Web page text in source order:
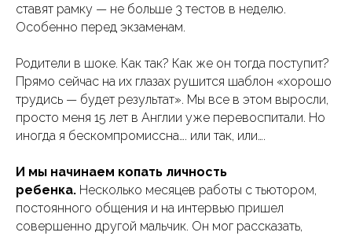
ставят рамку — не больше 3 тестов в неделю.
Особенно перед экзаменам.
Родители в шоке. Как так? Как же он тогда поступит?
Прямо сейчас на их глазах рушится шаблон «хорошо
трудись — будет результат». Мы все в этом выросли,
просто меня 15 лет в Англии уже перевоспитали. Но
иногда я бескомпромиссна…. или так, или….
И мы начинаем копать личность
ребенка. Несколько месяцев работы с тьютором,
постоянного общения и на интервью пришел
совершенно другой мальчик. Он мог рассказать,